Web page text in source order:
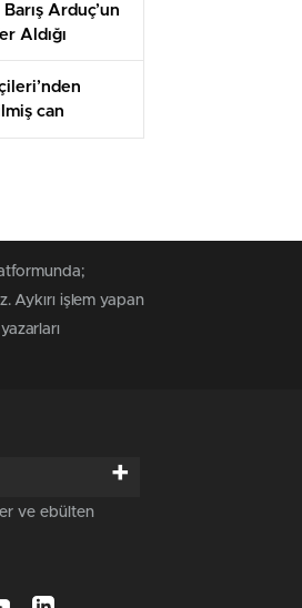
Arduç’un
Aldığı
Hatırla’
Dizinin
can
aile
Aykırı işlem yapan
+
ve ebülten